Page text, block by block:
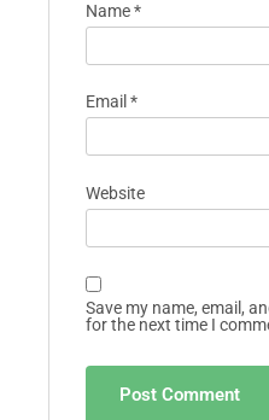
Name*
Email *
Website
Save my name, email,
for the next time I